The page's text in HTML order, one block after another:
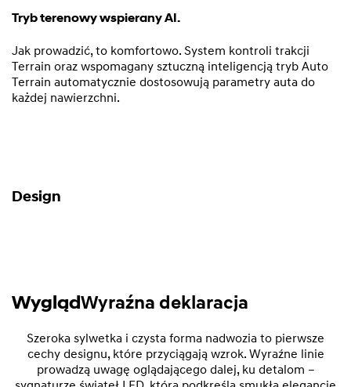
Tryb terenowy wspierany AI.
Jak prowadzić, to komfortowo. System kontroli trakcji
Terrain oraz wspomagany sztuczną inteligencją tryb Auto
Terrain automatycznie dostosowują parametry auta do
każdej nawierzchni.
Design
WyglądWyraźna deklaracja
Szeroka sylwetka i czysta forma nadwozia to pierwsze
cechy designu, które przyciągają wzrok. Wyraźne linie
prowadzą uwagę oglądającego dalej, ku detalom –